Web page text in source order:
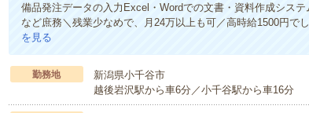
備品発注データの入力Excel・Wordでの文書・資料作成シス
など庶務＼残業少なめで、月24万以上も可／高時給1500円で
を見る
勤務地
新潟県小千谷市
越後岩沢駅から車6分／小千谷駅から車16分